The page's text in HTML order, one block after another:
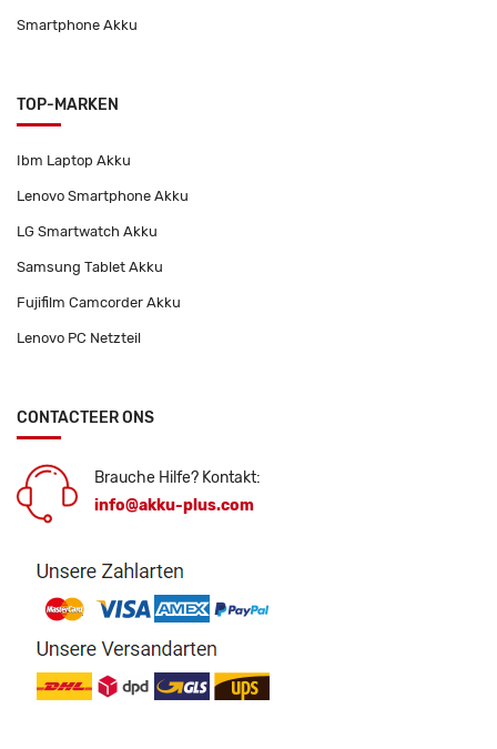
Smartphone Akku
TOP-MARKEN
Ibm Laptop Akku
Lenovo Smartphone Akku
LG Smartwatch Akku
Samsung Tablet Akku
Fujifilm Camcorder Akku
Lenovo PC Netzteil
CONTACTEER ONS
Brauche Hilfe? Kontakt:
info@akku-plus.com